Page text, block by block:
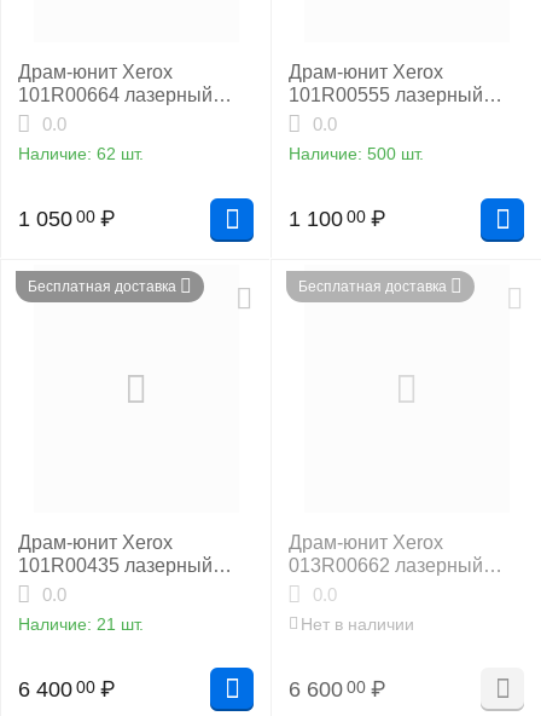
Драм-юнит Xerox
101R00664 лазерный
совместимый HB
0.0
Наличие: 62 шт.
1 050 00 ₽
Драм-юнит Xerox
101R00555 лазерный
совместимый HB
0.0
Наличие: 500 шт.
1 100 00 ₽
Бесплатная доставка
Драм-юнит Xerox
101R00435 лазерный
совместимый NP
0.0
Наличие: 21 шт.
6 400 00 ₽
Бесплатная доставка
Драм-юнит Xerox
013R00662 лазерный
совместимый HB
0.0
Нет в наличии
6 600 00 ₽